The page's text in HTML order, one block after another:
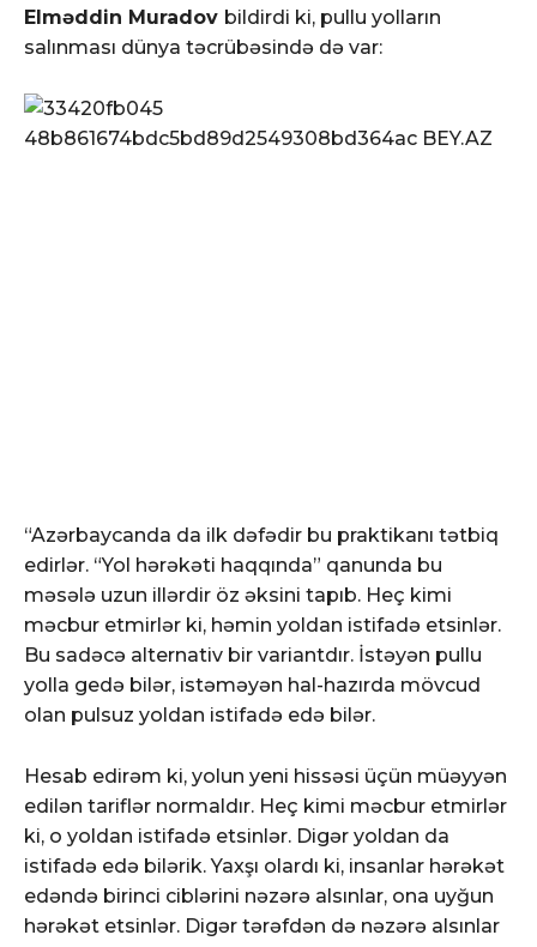
Elməddin Muradov bildirdi ki, pullu yolların
salınması dünya təcrübəsində də var:
“Azərbaycanda da ilk dəfədir bu praktikanı tətbiq
edirlər. “Yol hərəkəti haqqında” qanunda bu
məsələ uzun illərdir öz əksini tapıb. Heç kimi
məcbur etmirlər ki, həmin yoldan istifadə etsinlər.
Bu sadəcə alternativ bir variantdır. İstəyən pullu
yolla gedə bilər, istəməyən hal-hazırda mövcud
olan pulsuz yoldan istifadə edə bilər.
Hesab edirəm ki, yolun yeni hissəsi üçün müəyyən
edilən tariflər normaldır. Heç kimi məcbur etmirlər
ki, o yoldan istifadə etsinlər. Digər yoldan da
istifadə edə bilərik. Yaxşı olardı ki, insanlar hərəkət
edəndə birinci ciblərini nəzərə alsınlar, ona uyğun
hərəkət etsinlər. Digər tərəfdən də nəzərə alsınlar